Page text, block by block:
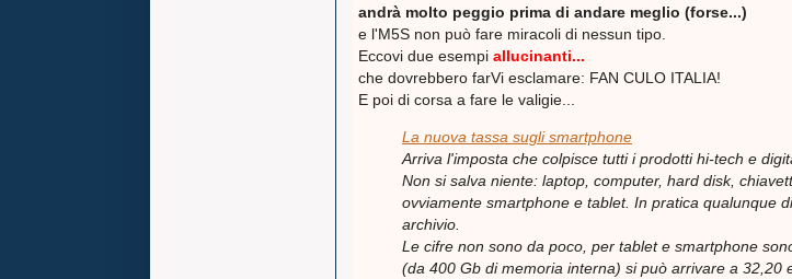
andrà molto peggio prima di andare meglio (forse...)
e l'M5S non può fare miracoli di nessun tipo.
Eccovi due esempi allucinanti...
che dovrebbero farVi esclamare: FAN CULO ITALIA!
E poi di corsa a fare le valigie...
La nuova tassa sugli smartphone
Arriva l'imposta che colpisce tutti i prodotti hi-tech e
Non si salva niente: laptop, computer, hard disk,
ovviamente smartphone e tablet. In pratica qualunque
archivio.
Le cifre non sono da poco, per tablet e smartphone
(da 400 Gb di memoria interna) si può arrivare a 32,20